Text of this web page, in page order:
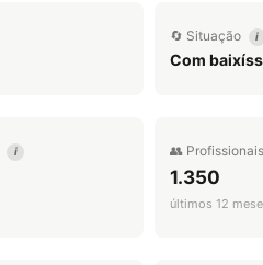
🔄 Situação i
Com
i 👥 Profissionais
1.350
últimos 12